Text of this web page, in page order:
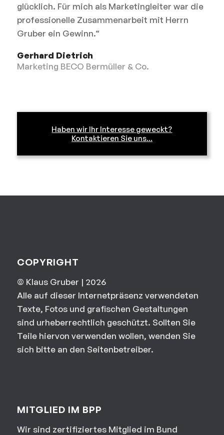
glücklich. Für mich als Marketingleiter war die
professionelle Zusammenarbeit mit Herrn
Gruber ein Gewinn.“
Gerhard Dietrich
Marketing BECO Bermüller & Co.
Haben wir Ihr Interesse geweckt?
Kontaktieren Sie uns...
COPYRIGHT
© Klaus Gruber | 2026
Alle auf dieser Internetpräsenz verwendeten
Texte, Fotos und grafischen Gestaltungen
sind urheberrechtlich geschützt. Sollten Sie
Teile hiervon verwenden wollen, wenden Sie
sich bitte an den Seitenbetreiber.
MITGLIED IM BPP
Wir sind zertifiziertes Mitglied im Bund